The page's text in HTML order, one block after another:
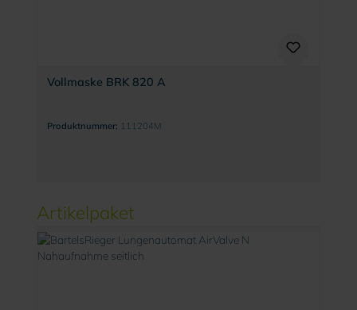
Vollmaske BRK 820 A
Produktnummer: 111204M
Produktgalerie überspringen
Artikelpaket